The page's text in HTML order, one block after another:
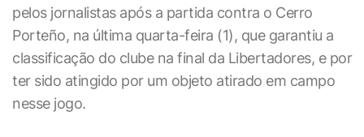
pelos jornalistas após a partida contra o Cerro
Porteño, na última quarta-feira (1), que garantiu a
classificação do clube na final da Libertadores, e por
ter sido atingido por um objeto atirado em campo
nesse jogo.